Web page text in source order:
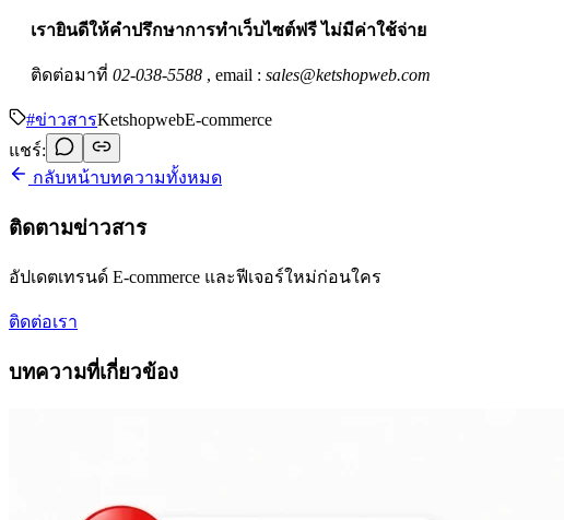
เรายินดีให้คำปรึกษาการทำเว็บไซต์ฟรี ไม่มีค่าใช้จ่าย
ติดต่อมาที่ 02-038-5588 , email : sales@ketshopweb.com
#ข่าวสารKetshopwebE-commerce
แชร์:
กลับหน้าบทความทั้งหมด
ติดตามข่าวสาร
อัปเดตเทรนด์ E-commerce และฟีเจอร์ใหม่ก่อนใคร
ติดต่อเรา
บทความที่เกี่ยวข้อง